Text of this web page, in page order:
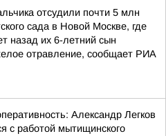
отсудили почти 5 млн
сада в Новой Москве, где
назад их 6-летний сын
отравление, сообщает РИА
Александр Легков
с работой мытищинского